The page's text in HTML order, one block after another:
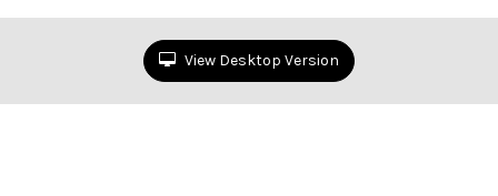
View Desktop Version